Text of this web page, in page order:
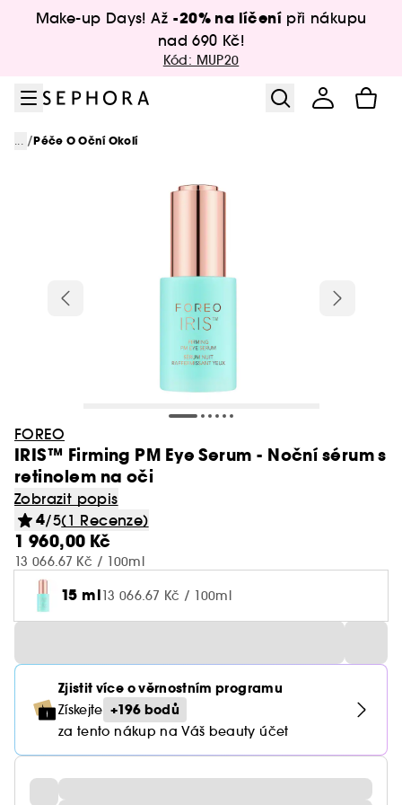
Přejít na hlavní obsah
Make-up Days! Až -20% na líčení při nákupu
nad 690 Kč!
Kód: MUP20
... /Péče O Oční Okolí
FOREO
IRIS™ Firming PM Eye Serum - Noční sérum s
retinolem na oči
Zobrazit popis
4/5(1 Recenze)
1 960,00 Kč
13 066.67 Kč / 100ml
15 ml13 066.67 Kč / 100ml
Zjistit více o věrnostním programu
Získejte +196 bodů
za tento nákup na Váš beauty účet